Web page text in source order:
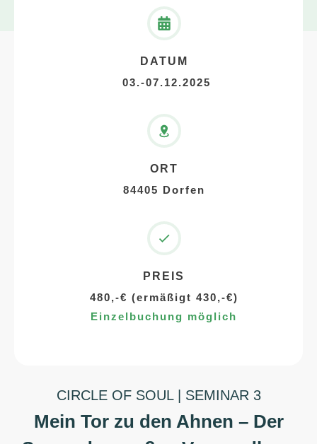
DATUM
03.-07.12.2025
ORT
84405 Dorfen
PREIS
480,-€ (ermäßigt 430,-€)
Einzelbuchung möglich
CIRCLE OF SOUL | SEMINAR 3
Mein Tor zu den Ahnen – Der